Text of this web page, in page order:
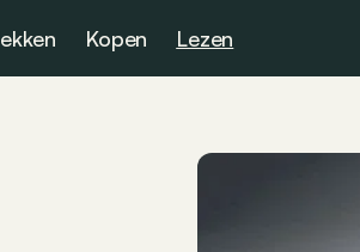
Kopen Lezen